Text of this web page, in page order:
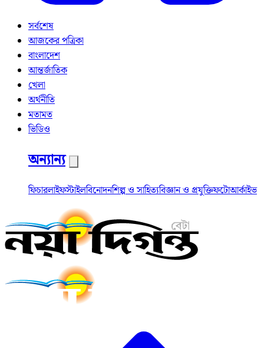
সর্বশেষ
আজকের পত্রিকা
বাংলাদেশ
আন্তর্জাতিক
খেলা
অর্থনীতি
মতামত
ভিডিও
অন্যান্য
ফিচারলাইফস্টাইলবিনোদনশিল্প ও সাহিত্যবিজ্ঞান ও প্রযুক্তিফটোআর্কাইভ